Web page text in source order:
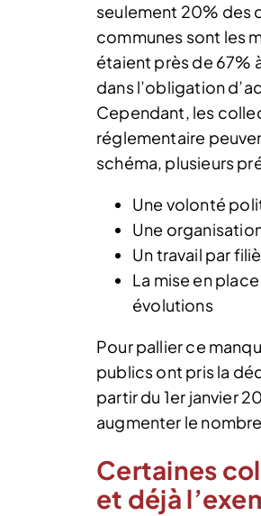
seulement 20% des
communes sont les
étaient près de 67%
dans l’obligation
Cependant, les
réglementaire
schéma, plusieurs
Une volonté
Une
Un travail par
La mise en
évolutions
Pour pallier ce
publics ont pris la
partir du 1er janvier
augmenter le
Certaines
et déjà